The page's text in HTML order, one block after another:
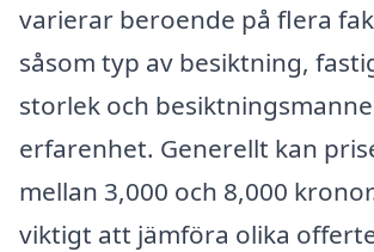
varierar beroende på flera
såsom typ av besiktning,
storlek och
erfarenhet. Generellt kan
mellan 3,000 och 8,000
viktigt att jämföra olika